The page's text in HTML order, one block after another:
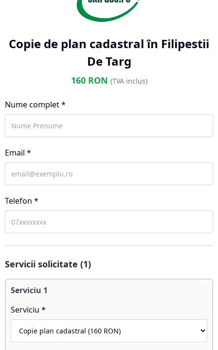
Copie de plan cadastral în Filipestii
De Targ
160RON (TVA inclus)
Nume complet *
Email *
Telefon *
Servicii solicitate (1)
Serviciu 1
Serviciu *